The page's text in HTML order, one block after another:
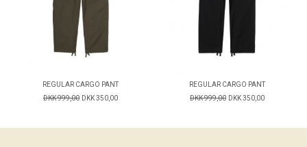
REGULAR CARGO PANT
DKK 999,00 DKK 350,00
REGULAR CARGO PANT
DKK 999,00 DKK 350,00